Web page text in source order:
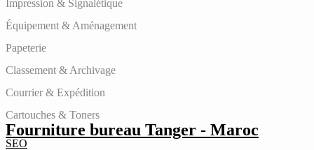
Impression & Signalétique
Équipement & Aménagement
Papeterie
Classement & Archivage
Courrier & Expédition
Cartouches & Toners
Fourniture bureau Tanger - Maroc
SEO